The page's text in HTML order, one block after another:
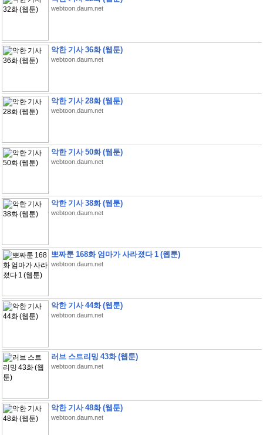
webtoon.daum.net
악한 기사 36화 (웹툰)
webtoon.daum.net
악한 기사 28화 (웹툰)
webtoon.daum.net
악한 기사 50화 (웹툰)
webtoon.daum.net
악한 기사 38화 (웹툰)
webtoon.daum.net
뽀짜툰 168화 엄마가 사라졌다 1 (웹툰)
webtoon.daum.net
악한 기사 44화 (웹툰)
webtoon.daum.net
러브 스트리밍 43화 (웹툰)
webtoon.daum.net
악한 기사 48화 (웹툰)
webtoon.daum.net